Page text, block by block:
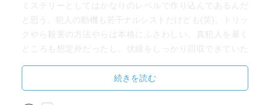
ミステリーとしてはかなりのレベルで作り込んであるんだ
と思う。犯人の動機も若干ナルシストだけども(笑)、トリッ
クやら殺害の方法やらは本格にふさわしい。真犯人を暴く
ところも想定外だったし。伏線をしっかり回収できていた
陰湿さが過剰じゃない点も好みかなー。
続きを読む